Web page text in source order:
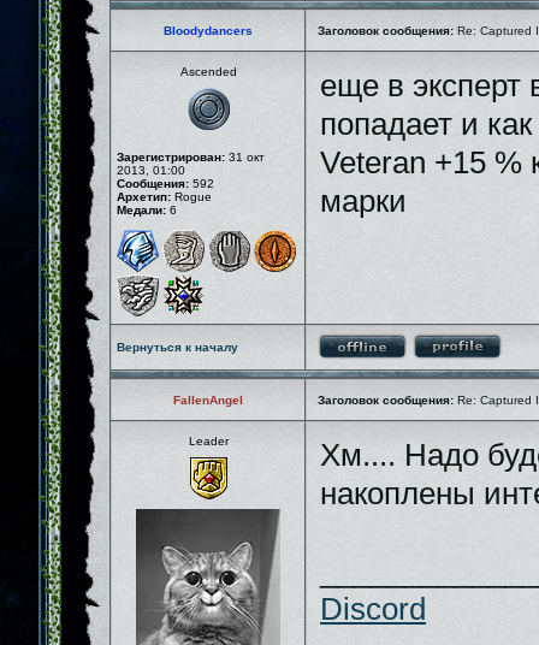
Bloodydancers Заголовок сообщения: Re: Captured
Ascended
Зарегистрирован: 31 окт
2013, 01:00
Сообщения: 592
Архетип: Rogue
Медали: 6
еще в эксперт
попадает и
Veteran +15 %
марки
Вернуться к началу
FallenAngel Заголовок сообщения: Re: Captured
Leader
Хм.... Надо
накоплены
Discord